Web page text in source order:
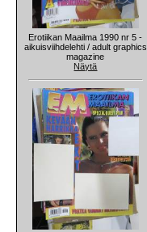
Erotiikan Maailma 1990 nr 5 -
aikuisviihdelehti / adult graphics
magazine
Näytä